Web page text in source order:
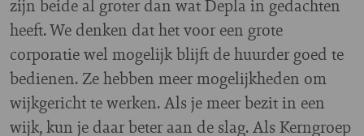
zijn beide al groter dan wat Depla in gedachten
heeft. We denken dat het voor een grote
corporatie wel mogelijk blijft de huurder goed te
bedienen. Ze hebben meer mogelijkheden om
wijkgericht te werken. Als je meer bezit in een
wijk, kun je daar beter aan de slag. Als Kerngroep